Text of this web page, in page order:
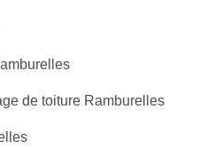
de toiture Ramburelles